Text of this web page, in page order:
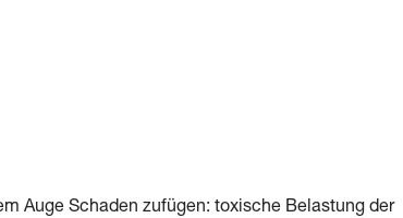
Auge Schaden zufügen: toxische Belastung der